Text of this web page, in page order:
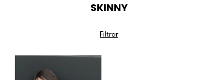
SKINNY
Filtrar